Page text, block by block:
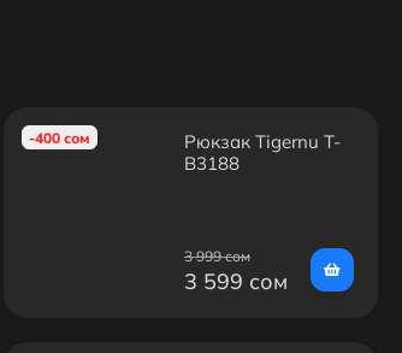
-400 сом
Рюкзак Tigernu T-
B3188
3 999 сом
3 599 сом